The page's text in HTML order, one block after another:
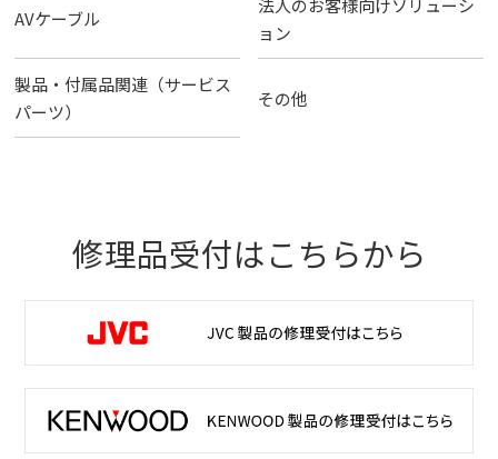
AVケーブル
法人のお客様向けソリューシ
ョン
製品・付属品関連（サービス
パーツ）
その他
修理品受付はこちらから